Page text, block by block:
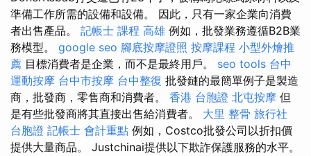
準備工作所需的設備和設備。 因此，只有一家企業向消費
者出售產品。 記帳士 課程 高雄 例如，批發業務遵循B2B業
務模型。 google seo 腳底按摩證照 按摩課程 小型外燴推
薦 目標消費者是企業，而不是最終用戶。 seo tools 台中
運動按摩 台中市按摩 台中整復 批發鏈的最簡單例子是製造
商，批發商，零售商和消費者。 香港 台胞證 北屯按摩 但
是有些批發商將其直接出售給消費者。 大里 整骨 旅行社
台胞證 記帳士 會計重點 例如，Costco批發公司以折扣價
提供大量商品。 Justchinai提供以下欺詐保護服務的水平。